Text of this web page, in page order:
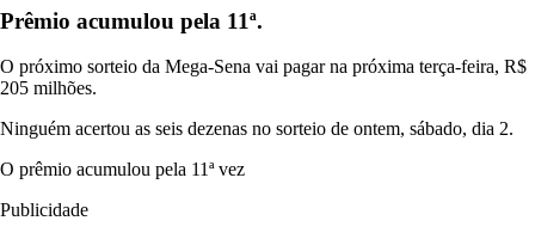
Prêmio acumulou pela 11ª.
O próximo sorteio da Mega-Sena vai pagar na próxima terça-feira, R$
205 milhões.
Ninguém acertou as seis dezenas no sorteio de ontem, sábado, dia 2.
O prêmio acumulou pela 11ª vez
Publicidade